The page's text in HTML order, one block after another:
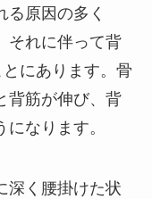
る原因の多く
それに伴って背
にあります。骨
背筋が伸び、背
なります。
深く腰掛けた状